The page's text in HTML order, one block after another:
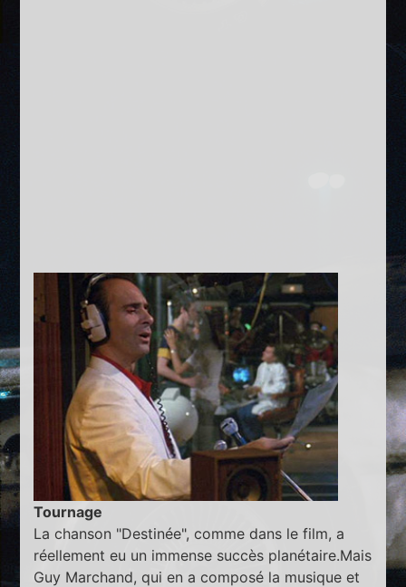
Tournage
La chanson "Destinée", comme dans le film, a
réellement eu un immense succès planétaire.Mais
Guy Marchand, qui en a composé la musique et